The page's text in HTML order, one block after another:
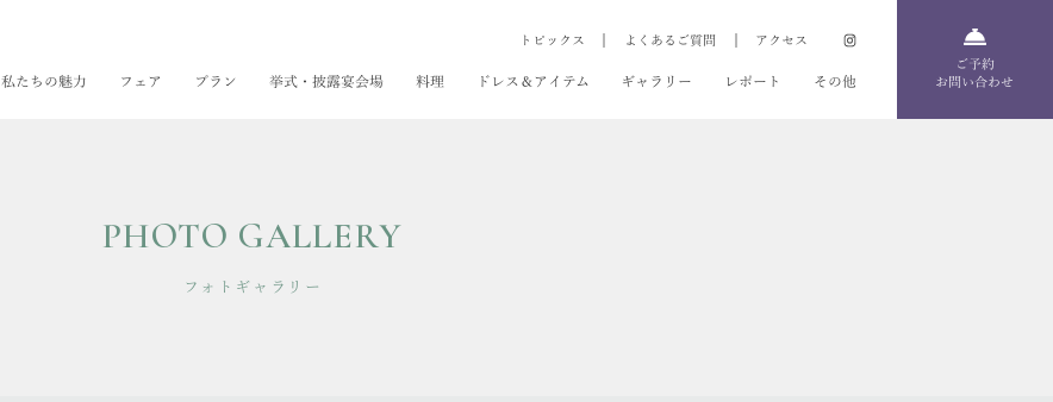
私たちの魅力 フェア プラン 挙式・披露宴会場 料理 ドレス＆アイテム ギャラリー レポート その他
トピックス よくあるご質問
アクセス
ご予約
お問い合わせ
PHOTO GALLERY
フォトギャラリー